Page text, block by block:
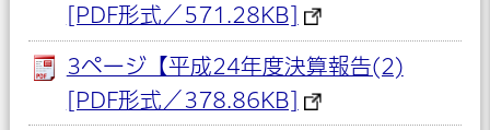
[PDF形式／571.28KB]
3ページ【平成24年度決算報告(2)
[PDF形式／378.86KB]